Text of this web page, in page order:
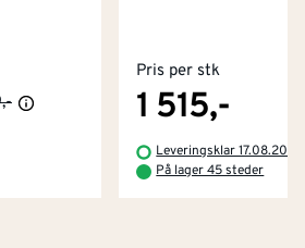
Pris per stk
1 515,-
Leveringsklar 17.08.2026
På lager 45 steder
åpningstider